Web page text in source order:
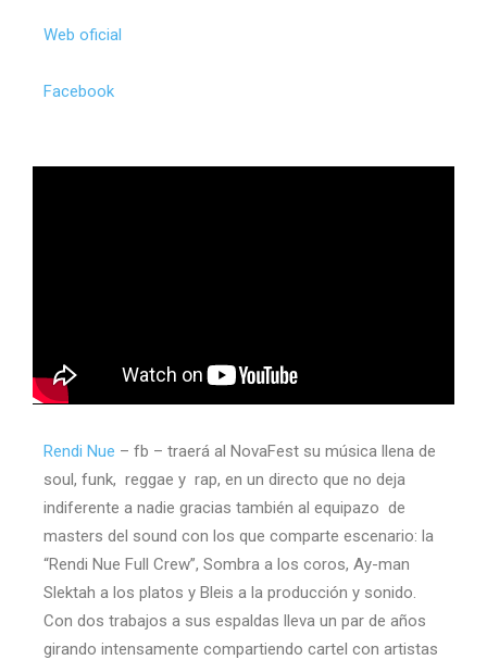
Web oficial
Facebook
Rendi Nue – fb – traerá al NovaFest su música llena de
soul, funk, reggae y rap, en un directo que no deja
indiferente a nadie gracias también al equipazo de
masters del sound con los que comparte escenario: la
“Rendi Nue Full Crew”, Sombra a los coros, Ay-man
Slektah a los platos y Bleis a la producción y sonido.
Con dos trabajos a sus espaldas lleva un par de años
girando intensamente compartiendo cartel con artistas